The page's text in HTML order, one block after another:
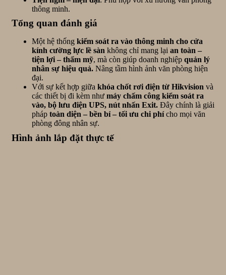
thông minh.
Tổng quan đánh giá
Một hệ thống kiểm soát ra vào thông minh cho cửa
kính cường lực lề sàn không chỉ mang lại an toàn –
tiện lợi – thẩm mỹ, mà còn giúp doanh nghiệp quản lý
nhân sự hiệu quả. Nâng tầm hình ảnh văn phòng hiện
đại.
Với sự kết hợp giữa khóa chốt rơi điện từ Hikvision và
các thiết bị đi kèm như máy chấm công kiểm soát ra
vào, bộ lưu điện UPS, nút nhấn Exit. Đây chính là giải
pháp toàn diện – bền bỉ – tối ưu chi phícho mọi văn
phòng đông nhân sự.
Hình ảnh lắp đặt thực tế